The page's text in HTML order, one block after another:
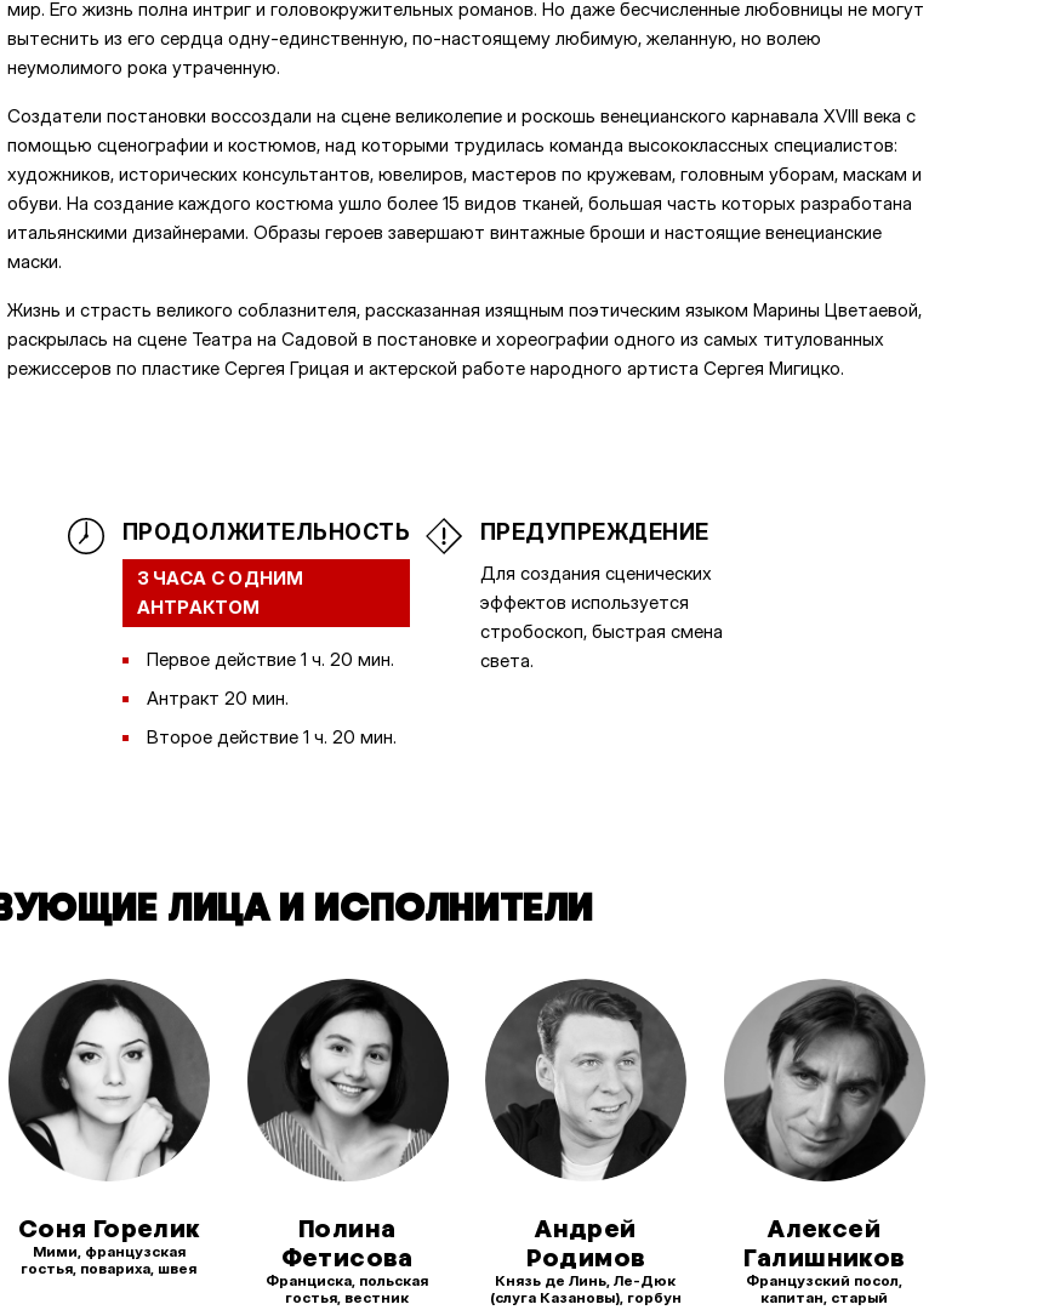
мир. Его жизнь полна интриг и головокружительных романов. Но даже бесчисленные любовницы не могут
вытеснить из его сердца одну-единственную, по-настоящему любимую, желанную, но волею
неумолимого рока утраченную.
Создатели постановки воссоздали на сцене великолепие и роскошь венецианского карнавала XVIII века с
помощью сценографии и костюмов, над которыми трудилась команда высококлассных специалистов:
художников, исторических консультантов, ювелиров, мастеров по кружевам, головным уборам, маскам и
обуви. На создание каждого костюма ушло более 15 видов тканей, большая часть которых разработана
итальянскими дизайнерами. Образы героев завершают винтажные броши и настоящие венецианские
маски.
Жизнь и страсть великого соблазнителя, рассказанная изящным поэтическим языком Марины Цветаевой,
раскрылась на сцене Театра на Садовой в постановке и хореографии одного из самых титулованных
режиссеров по пластике Сергея Грицая и актерской работе народного артиста Сергея Мигицко.
ПРОДОЛЖИТЕЛЬНОСТЬ
3 ЧАСА С ОДНИМ
АНТРАКТОМ
Первое действие 1 ч. 20 мин.
Антракт 20 мин.
Второе действие 1 ч. 20 мин.
ПРЕДУПРЕЖДЕНИЕ
Для создания сценических
эффектов используется
стробоскоп, быстрая смена
света.
ЛИЦА И ИСПОЛНИТЕЛИ
Соня Горелик
Мими, французская
гостья, повариха, швея
Полина
Фетисова
Франциска, польская
гостья, вестник
Андрей
Родимов
Князь де Линь, Ле-Дюк
(слуга Казановы), горбун
Алексей
Галишников
Французский посол,
капитан, старый